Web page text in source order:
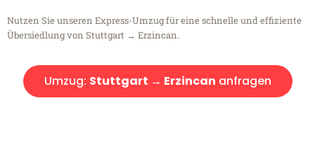
Nutzen Sie unseren Express-Umzug für eine schnelle und effiziente
Übersiedlung von Stuttgart → Erzincan.
Umzug: Stuttgart → Erzincan anfragen